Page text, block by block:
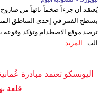
بسطح القمر في إحدى المناطق
ترصد موقع الاصطدام وتؤكد وقوعه
الت... المزيد
اليونسكو تعتمد مبادرة
قلعة